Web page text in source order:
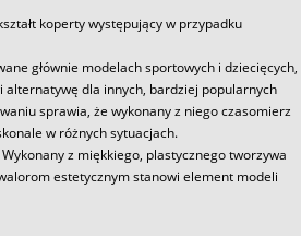
koperty występujący w przypadku
głównie modelach sportowych i dziecięcych,
dla innych, bardziej popularnych
sprawia, że wykonany z niego czasomierz
w różnych sytuacjach.
z miękkiego, plastycznego tworzywa
estetycznym stanowi element modeli